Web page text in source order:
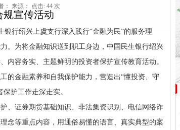
规宣传活动
： 来源： 点击: 44 次
行绍兴上虞支行深入践行“金融为民”的服务理
。为将金融知识送到职工身边，中国民生银行绍兴
内容务实、主题鲜明的投资者保护宣传教育活动。
的金融素养和自我保护能力，营造出“懂投资、守
护工作走深走实。
、证券期货基础知识、非法集资识别、电信网络诈
念等重点内容，用通俗易懂的语言、真实典型的案